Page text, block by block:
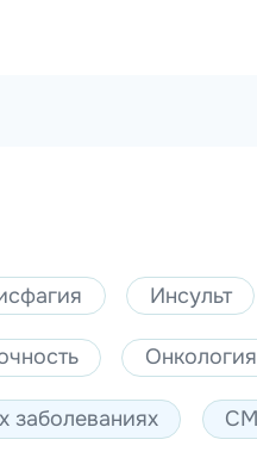
Инсульт
Онкология
заболеваниях